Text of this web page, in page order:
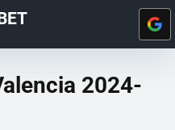
2024-